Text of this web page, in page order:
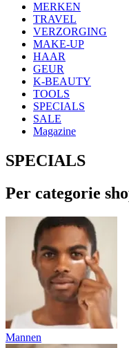
MERKEN
TRAVEL
VERZORGING
MAKE-UP
HAAR
GEUR
K-BEAUTY
TOOLS
SPECIALS
SALE
Magazine
SPECIALS
Per categorie
Mannen